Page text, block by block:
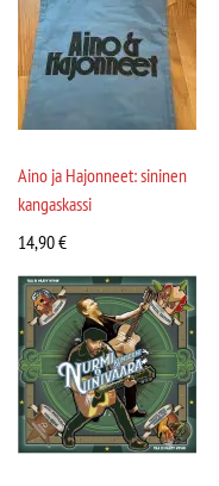
Aino ja Hajonneet: sininen
kangaskassi
14,90€